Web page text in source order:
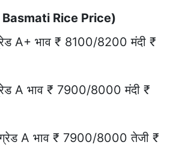
Basmati Rice Price)
A+ भाव ₹ 8100/8200 मंदी ₹
A भाव ₹ 7900/8000 मंदी ₹
ग्रेड A भाव ₹ 7900/8000 तेजी ₹